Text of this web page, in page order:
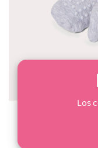
Los